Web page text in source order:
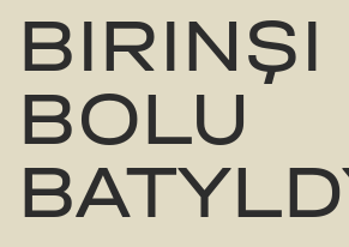
BIRINŞI
BOLU